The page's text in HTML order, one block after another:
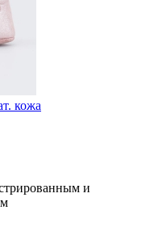
кожа
и